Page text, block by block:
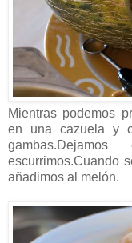
Mientras podemos
en una cazuela y
escurrimos.Cuando
añadimos al melón.